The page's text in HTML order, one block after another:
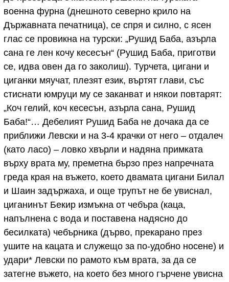
военна фурна (днешното северно крило на
Държавната печатница), се спря и силно, с ясен
глас се провикна на турски: „Рушид Баба, азърла
сана ге лен кочу кесесън“ (Рушид Баба, приготви
се, идва овен да го заколиш). Турчета, цигани и
циганки мяучат, плезят език, въртят глави, със
стиснати юмруци му се заканват и някои повтарят:
„Коч гелий, коч кесесън, азърла сана, Рушид
Баба!“… Дебелият Рушид Баба не дочака да се
приближи Левски и на 3-4 крачки от него – отдалеч
(като ласо) – ловко хвърли и надяна примката
върху врата му, преметна бързо през напречната
греда края на въжето, което двамата цигани Билал
и Шаин задържаха, и още трупът не бе увиснал,
циганинът Бекир измъкна от чебъра (каца,
напълнена с вода и поставена надясно до
бесилката) чебърника (дърво, прекарано през
ушите на кацата и служещо за по-удобно носене) и
удари* Левски по рамото към врата, за да се
затегне въжето, на което без много гърчене увисна